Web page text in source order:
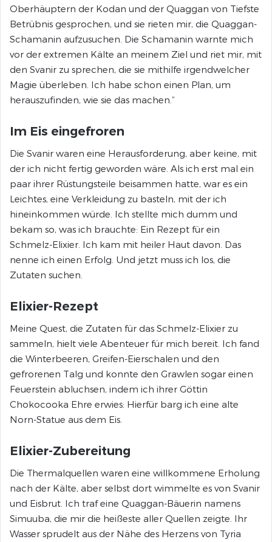
Oberhäuptern der Kodan und der Quaggan von Tiefste
Betrübnis gesprochen, und sie rieten mir, die Quaggan-
Schamanin aufzusuchen. Die Schamanin warnte mich
vor der extremen Kälte an meinem Ziel und riet mir, mit
den Svanir zu sprechen, die sie mithilfe irgendwelcher
Magie überleben. Ich habe schon einen Plan, um
herauszufinden, wie sie das machen.”
Im Eis eingefroren
Die Svanir waren eine Herausforderung, aber keine, mit
der ich nicht fertig geworden wäre. Als ich erst mal ein
paar ihrer Rüstungsteile beisammen hatte, war es ein
Leichtes, eine Verkleidung zu basteln, mit der ich
hineinkommen würde. Ich stellte mich dumm und
bekam so, was ich brauchte: Ein Rezept für ein
Schmelz-Elixier. Ich kam mit heiler Haut davon. Das
nenne ich einen Erfolg. Und jetzt muss ich los, die
Zutaten suchen.
Elixier-Rezept
Meine Quest, die Zutaten für das Schmelz-Elixier zu
sammeln, hielt viele Abenteuer für mich bereit. Ich fand
die Winterbeeren, Greifen-Eierschalen und den
gefrorenen Talg und konnte den Grawlen sogar einen
Feuerstein abluchsen, indem ich ihrer Göttin
Chokocooka Ehre erwies: Hierfür barg ich eine alte
Norn-Statue aus dem Eis.
Elixier-Zubereitung
Die Thermalquellen waren eine willkommene Erholung
nach der Kälte, aber selbst dort wimmelte es von Svanir
und Eisbrut. Ich traf eine Quaggan-Bäuerin namens
Simuuba, die mir die heißeste aller Quellen zeigte. Ihr
Wasser sprudelt aus der Nähe des Herzens von Tyria